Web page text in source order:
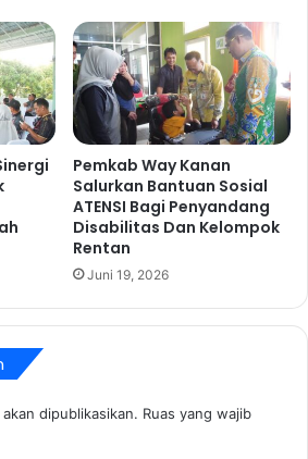
Pemkab Way Kanan
Salurkan Bantuan Sosial
ATENSI Bagi Penyandang
Disabilitas Dan Kelompok
Rentan
Juni 19, 2026
dipublikasikan. Ruas yang wajib